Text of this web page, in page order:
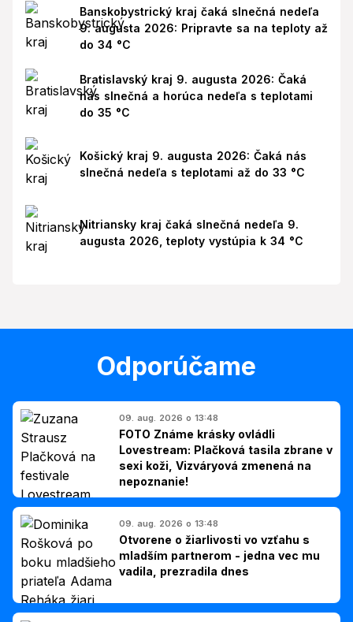
Banskobystrický kraj čaká slnečná nedeľa
9. augusta 2026: Pripravte sa na teploty až
do 34 °C
Bratislavský kraj 9. augusta 2026: Čaká
nás slnečná a horúca nedeľa s teplotami
do 35 °C
Košický kraj 9. augusta 2026: Čaká nás
slnečná nedeľa s teplotami až do 33 °C
Nitriansky kraj čaká slnečná nedeľa 9.
augusta 2026, teploty vystúpia k 34 °C
Odporúčame
09. aug. 2026 o 13:48
FOTO Známe krásky ovládli
Lovestream: Plačková tasila zbrane v
sexi koži, Vizváryová zmenená na
nepoznanie!
09. aug. 2026 o 13:48
Otvorene o žiarlivosti vo vzťahu s
mladším partnerom - jedna vec mu
vadila, prezradila dnes